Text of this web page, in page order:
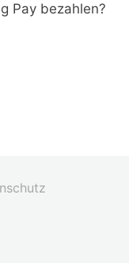
Pay bezahlen?